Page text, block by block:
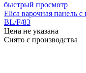
быстрый просмотр
Elica варочная панель
BL/F/83
Цена не указана
Снято с производства